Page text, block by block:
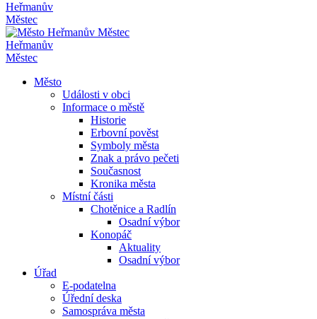
Heřmanův
Městec
Heřmanův
Městec
Město
Události v obci
Informace o městě
Historie
Erbovní pověst
Symboly města
Znak a právo pečeti
Současnost
Kronika města
Místní části
Chotěnice a Radlín
Osadní výbor
Konopáč
Aktuality
Osadní výbor
Úřad
E-podatelna
Úřední deska
Samospráva města